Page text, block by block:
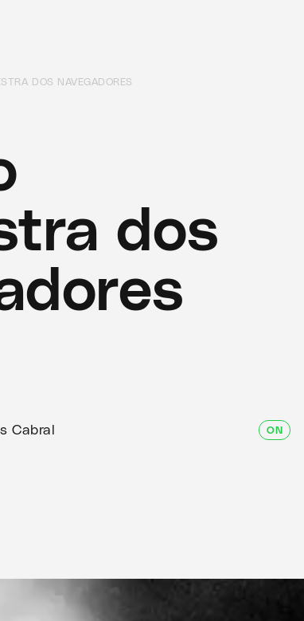
DOS NAVEGADORES
dos
Cabral ON